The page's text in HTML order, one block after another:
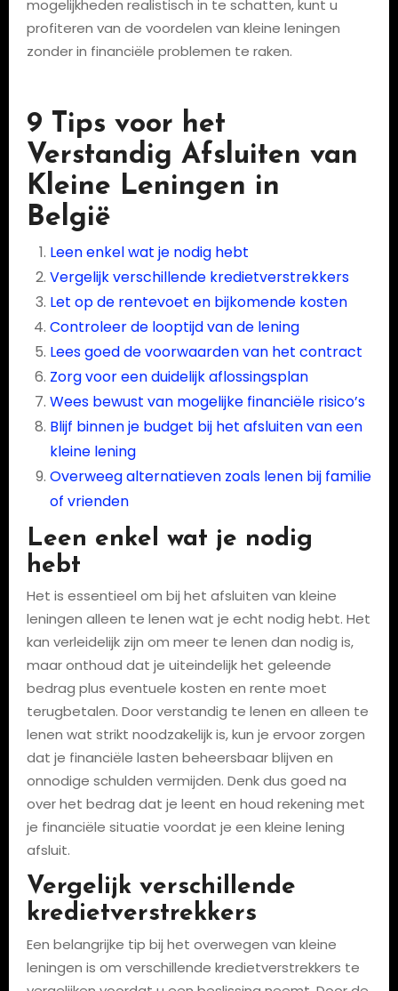
mogelijkheden realistisch in te schatten, kunt u
profiteren van de voordelen van kleine leningen
zonder in financiële problemen te raken.
9 Tips voor het
Verstandig Afsluiten van
Kleine Leningen in
België
Leen enkel wat je nodig hebt
Vergelijk verschillende kredietverstrekkers
Let op de rentevoet en bijkomende kosten
Controleer de looptijd van de lening
Lees goed de voorwaarden van het contract
Zorg voor een duidelijk aflossingsplan
Wees bewust van mogelijke financiële risico’s
Blijf binnen je budget bij het afsluiten van een
kleine lening
Overweeg alternatieven zoals lenen bij familie
of vrienden
Leen enkel wat je nodig
hebt
Het is essentieel om bij het afsluiten van kleine
leningen alleen te lenen wat je echt nodig hebt. Het
kan verleidelijk zijn om meer te lenen dan nodig is,
maar onthoud dat je uiteindelijk het geleende
bedrag plus eventuele kosten en rente moet
terugbetalen. Door verstandig te lenen en alleen te
lenen wat strikt noodzakelijk is, kun je ervoor zorgen
dat je financiële lasten beheersbaar blijven en
onnodige schulden vermijden. Denk dus goed na
over het bedrag dat je leent en houd rekening met
je financiële situatie voordat je een kleine lening
afsluit.
Vergelijk verschillende
kredietverstrekkers
Een belangrijke tip bij het overwegen van kleine
leningen is om verschillende kredietverstrekkers te